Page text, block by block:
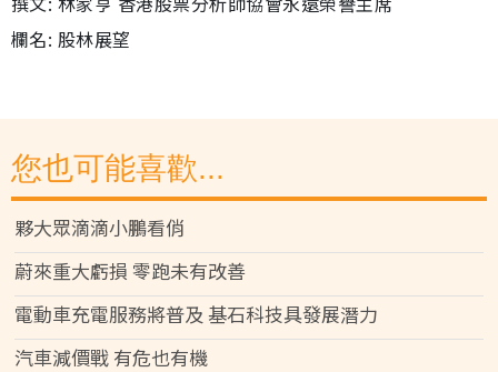
欄名: 股林展望
您也可能喜歡...
夥大眾滴滴小鵬看俏
蔚來重大虧損 零跑未有改善
電動車充電服務將普及 基石科技具發展潛力
汽車減價戰 有危也有機